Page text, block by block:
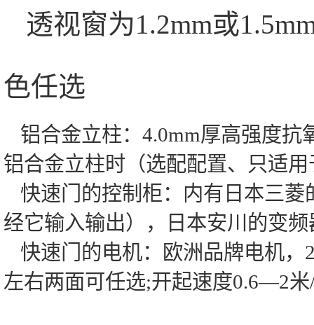
透视窗为1.2mm或
色任选
铝合金立柱：4.0mm厚高强度
铝合金立柱时（选配配置、只适
快速门的控制柜：内有日本三
经它输入输出），日本安川的变
快速门的电机：欧洲品牌电机，
左右两面可任选;开起速度0.6—2米